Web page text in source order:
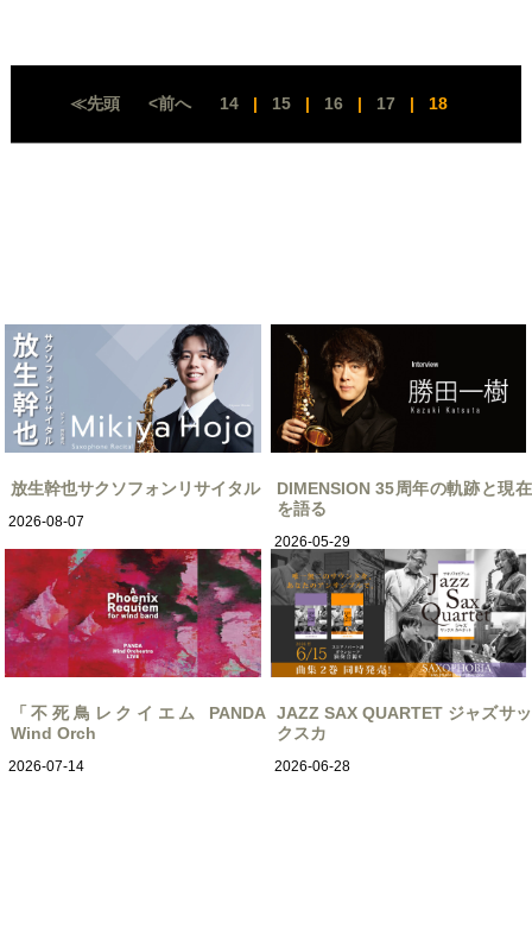
≪先頭 <前へ 14 | 15 | 16 | 17 | 18
放生幹也サクソフォンリサイタル
2026-08-07
DIMENSION 35周年の軌跡と現在
を語る
2026-05-29
「不死鳥レクイエム PANDA
Wind Orch
2026-07-14
JAZZ SAX QUARTET ジャズサッ
クスカ
2026-06-28